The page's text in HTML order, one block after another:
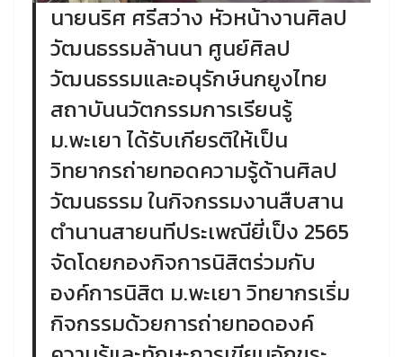
นายนริศ ศรีสว่าง หัวหน้างานศิลป
วัฒนธรรมล้านนา ศูนย์ศิลป
วัฒนธรรมและอนุรักษ์นกยูงไทย
สถาบันนวัตกรรมการเรียนรู้
ม.พะเยา ได้รับเกียรติให้เป็น
วิทยากรถ่ายทอดความรู้ด้านศิลป
วัฒนธรรม ในกิจกรรมงานสืบสาน
ตำนานสายนทีประเพณียี่เป็ง 2565
จัดโดยกองกิจการนิสิตร่วมกับ
องค์การนิสิต ม.พะเยา วิทยากรเริ่ม
กิจกรรมด้วยการถ่ายทอดองค์